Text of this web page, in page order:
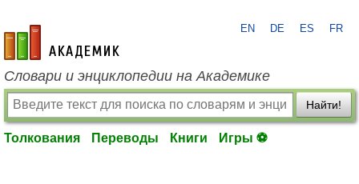
academic.ru
EN DE ES FR
Словари и энциклопедии на Академике
Найти!
Толкования Переводы Книги Игры ⚽